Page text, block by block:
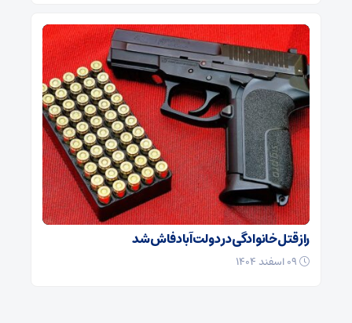
راز قتل خانوادگی در دولت‌آباد فاش شد